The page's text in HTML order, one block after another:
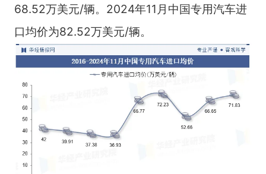
68.52万美元/辆。2024年11月中国专用汽车进
口均价为82.52万美元/辆。